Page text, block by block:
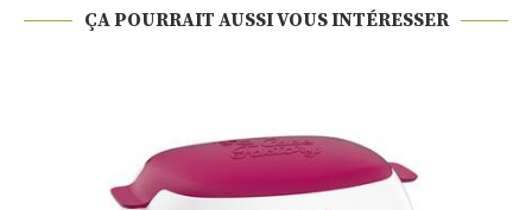
ÇA POURRAIT AUSSI VOUS INTÉRESSER